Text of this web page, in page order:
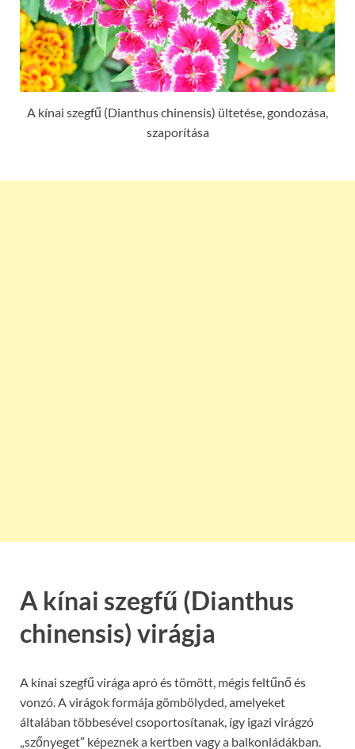
A kínai szegfű (Dianthus chinensis) ültetése, gondozása,
szaporítása
A kínai szegfű (Dianthus
chinensis) virágja
A kínai szegfű virága apró és tömött, mégis feltűnő és
vonzó. A virágok formája gömbölyded, amelyeket
általában többesével csoportosítanak, így igazi virágzó
„szőnyeget” képeznek a kertben vagy a balkonládákban.